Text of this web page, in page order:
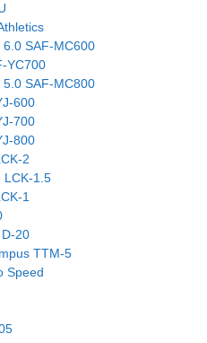
SAF-MC600
YC700
SAF-MC800
600
700
800
2
LCK-1.5
1
20
TTM-5
Speed